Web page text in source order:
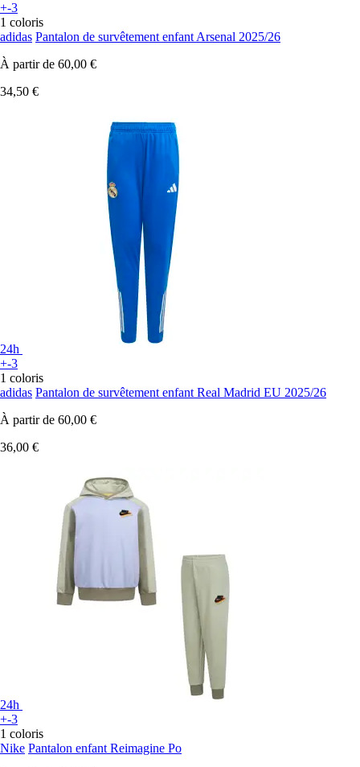
+-3
1 coloris
adidas Pantalon de survêtement enfant Arsenal 2025/26
À partir de 60,00 €
34,50 €
24h
+-3
1 coloris
adidas Pantalon de survêtement enfant Real Madrid EU 2025/26
À partir de 60,00 €
36,00 €
24h
+-3
1 coloris
Nike Pantalon enfant Reimagine Po